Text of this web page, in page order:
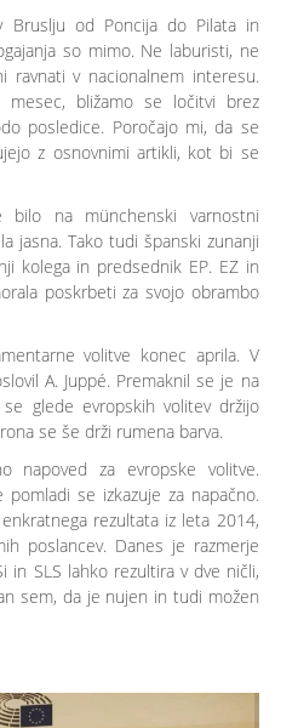
od Poncija do Pilata in
so mimo. Ne laburisti, ne
ravnati v nacionalnem interesu.
bližamo se ločitvi brez
posledice. Poročajo mi, da se
z osnovnimi artikli, kot bi se
na münchenski varnostni
jasna. Tako tudi španski zunanji
kolega in predsednik EP. EZ in
poskrbeti za svojo obrambo
volitve konec aprila. V
A. Juppé. Premaknil se je na
glede evropskih volitev držijo
se še drži rumena barva.
napoved za evropske volitve.
se izkazuje za napačno.
rezultata iz leta 2014,
poslancev. Danes je razmerje
in SLS lahko rezultira v dve ničli,
sem, da je nujen in tudi možen